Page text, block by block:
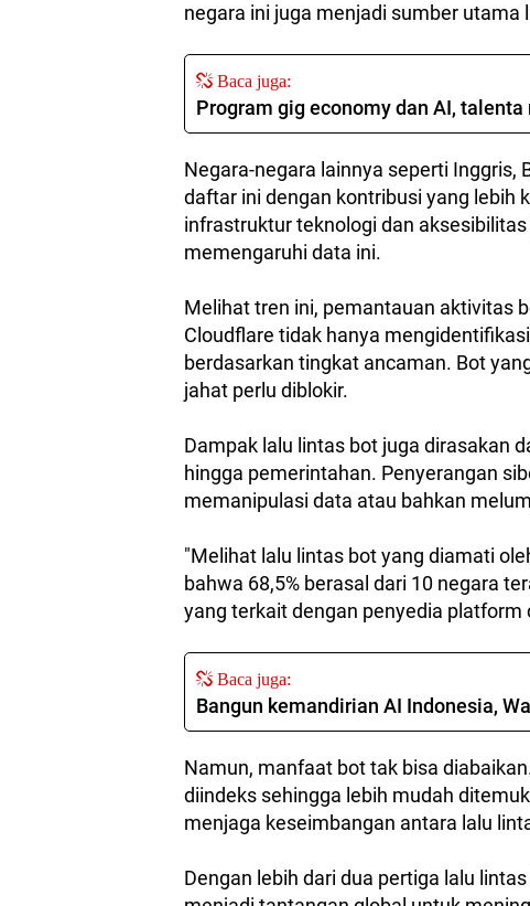
negara ini juga menjadi sumber utama
Baca juga:
Program gig economy dan AI,
Negara-negara lainnya seperti Inggris,
daftar ini dengan kontribusi yang lebih
infrastruktur teknologi dan
memengaruhi data ini.
Melihat tren ini, pemantauan aktivitas
Cloudflare tidak hanya
berdasarkan tingkat ancaman. Bot
jahat perlu diblokir.
Dampak lalu lintas bot juga dirasakan
hingga pemerintahan. Penyerangan
memanipulasi data atau bahkan
"Melihat lalu lintas bot yang diamati
bahwa 68,5% berasal dari 10 negara
yang terkait dengan penyedia platform
Baca juga:
Bangun kemandirian AI Indonesia,
Namun, manfaat bot tak bisa
diindeks sehingga lebih mudah
menjaga keseimbangan antara lalu
Dengan lebih dari dua pertiga lalu